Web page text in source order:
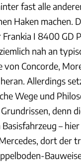
fast alle
Haken machen.
Frankia I 8400 GD
nah an
von Concorde,
Allerdings
Wege und
denn
–
dort der